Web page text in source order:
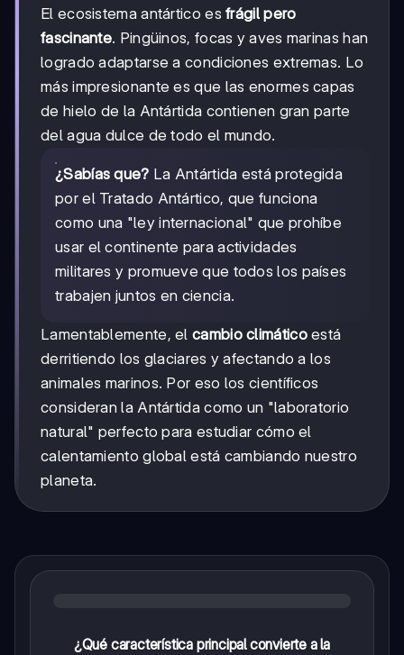
El ecosistema antártico esfrágil pero
fascinante. Pingüinos, focas y aves marinas han
logrado adaptarse a condiciones extremas. Lo
más impresionante es que las enormes capas
de hielo de la Antártida contienen gran parte
del agua dulce de todo el mundo.
¿Sabías que? La Antártida está protegida
por el Tratado Antártico, que funciona
como una "ley internacional" que prohíbe
usar el continente para actividades
militares y promueve que todos los países
trabajen juntos en ciencia.
Lamentablemente, el cambio climáticoestá
derritiendo los glaciares y afectando a los
animales marinos. Por eso los científicos
consideran la Antártida como un "laboratorio
natural" perfecto para estudiar cómo el
calentamiento global está cambiando nuestro
planeta.
¿Qué característica principal convierte a la